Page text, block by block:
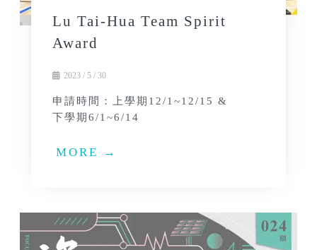
Lu Tai-Hua Team Spirit
Award
2023 / 5 / 30
申請時間：上學期12/1~12/15 &
下學期6/1~6/14
MORE →